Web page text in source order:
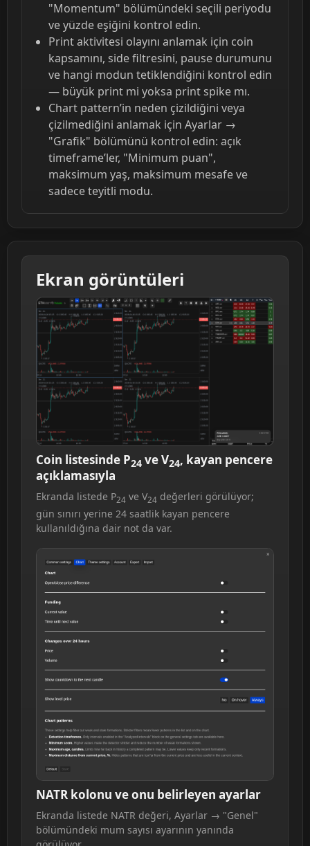
"Momentum" bölümündeki seçili periyodu
ve yüzde eşiğini kontrol edin.
Print aktivitesi olayını anlamak için coin
kapsamını, side filtresini, pause durumunu
ve hangi modun tetiklendiğini kontrol edin
— büyük print mi yoksa print spike mı.
Chart pattern’in neden çizildiğini veya
çizilmediğini anlamak için Ayarlar →
"Grafik" bölümünü kontrol edin: açık
timeframe’ler, "Minimum puan",
maksimum yaş, maksimum mesafe ve
sadece teyitli modu.
Ekran görüntüleri
Coin listesinde P24 ve V24, kayan pencere
açıklamasıyla
Ekranda listede P24 ve V24 değerleri görülüyor;
gün sınırı yerine 24 saatlik kayan pencere
kullanıldığına dair not da var.
NATR kolonu ve onu belirleyen ayarlar
Ekranda listede NATR değeri, Ayarlar → "Genel"
bölümündeki mum sayısı ayarının yanında